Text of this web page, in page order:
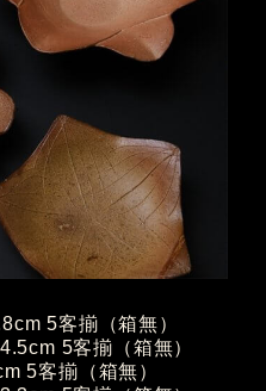
5客揃（箱無）
5客揃（箱無）
5客揃（箱無）